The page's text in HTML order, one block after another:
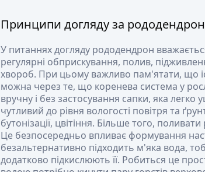
Принципи догляду за
У питаннях догляду рододендрон
регулярні обприскування, полив,
хвороб. При цьому важливо пам'ятати, що
можна через те, що коренева система у
вручну і без застосування сапки, яка
чутливий до рівня вологості повітря та
бутонізації, цвітіння. Більше того,
Це безпосередньо впливає формування
безальтернативно підходить м'яка вода,
додатково підкислюють її. Робиться це